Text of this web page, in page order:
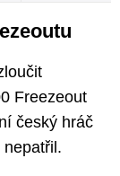
Freezeout
český hráč